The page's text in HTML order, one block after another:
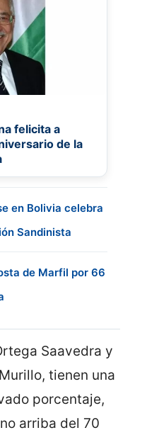
felicita a
de la
en Bolivia celebra
Sandinista
de Marfil por 66
Saavedra y
tienen una
porcentaje,
arriba del 70